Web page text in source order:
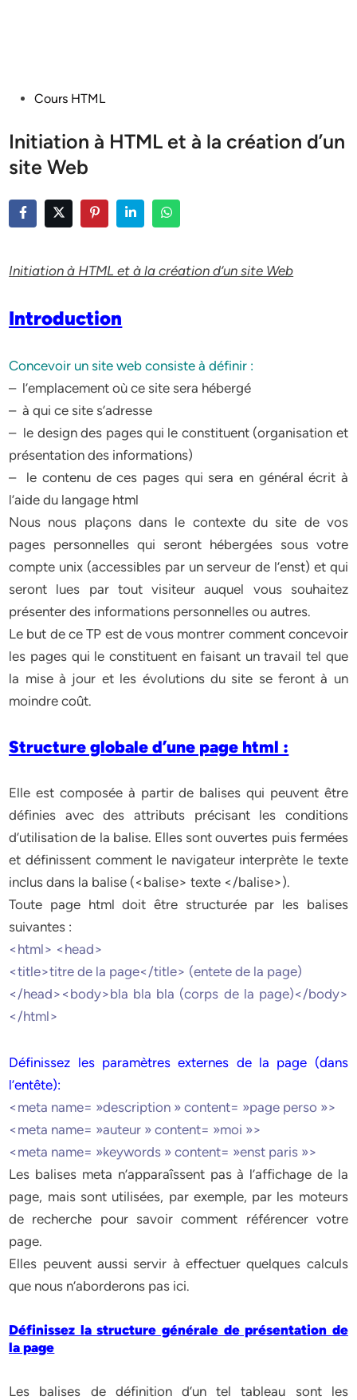
PostedCours HTML
Initiation à HTML et à la création d’un
site Web
Initiation à HTML et à la création d’un site Web
Introduction
Concevoir un site web consiste à définir :
– l’emplacement où ce site sera hébergé
– à qui ce site s’adresse
– le design des pages qui le constituent (organisation et
présentation des informations)
– le contenu de ces pages qui sera en général écrit à
l’aide du langage html
Nous nous plaçons dans le contexte du site de vos
pages personnelles qui seront hébergées sous votre
compte unix (accessibles par un serveur de l’enst) et qui
seront lues par tout visiteur auquel vous souhaitez
présenter des informations personnelles ou autres.
Le but de ce TP est de vous montrer comment concevoir
les pages qui le constituent en faisant un travail tel que
la mise à jour et les évolutions du site se feront à un
moindre coût.
Structure globale d’une page html :
Elle est composée à partir de balises qui peuvent être
définies avec des attributs précisant les conditions
d’utilisation de la balise. Elles sont ouvertes puis fermées
et définissent comment le navigateur interprète le texte
inclus dans la balise (<balise> texte </balise>).
Toute page html doit être structurée par les balises
suivantes :
<html> <head>
<title>titre de la page</title> (entete de la page)
</head><body>bla bla bla (corps de la page)</body>
</html>
Définissez les paramètres externes de la page (dans
l’entête):
<meta name= »description » content= »page perso »>
<meta name= »auteur » content= »moi »>
<meta name= »keywords » content= »enst paris »>
Les balises meta n’apparaîssent pas à l’affichage de la
page, mais sont utilisées, par exemple, par les moteurs
de recherche pour savoir comment référencer votre
page.
Elles peuvent aussi servir à effectuer quelques calculs
que nous n’aborderons pas ici.
Définissez la structure générale de présentation de
la page
Les balises de définition d’un tel tableau sont les